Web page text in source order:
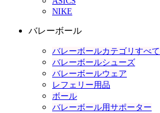
NIKE
バレーボール
バレーボールカテゴリすべて
バレーボールシューズ
バレーボールウェア
レフェリー用品
ボール
バレーボール用サポーター